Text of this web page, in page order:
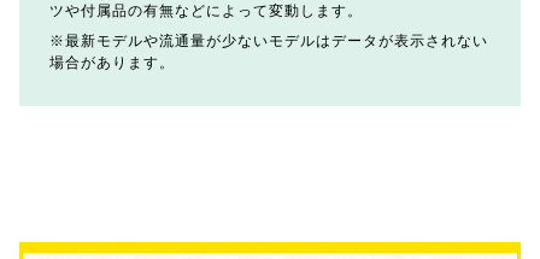
ツや付属品の有無などによって変動します。
最新モデルや流通量が少ないモデルはデータが表示されない
場合があります。